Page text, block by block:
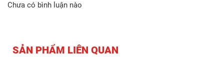
Chưa có bình luận nào
SẢN PHẨM LIÊN QUAN